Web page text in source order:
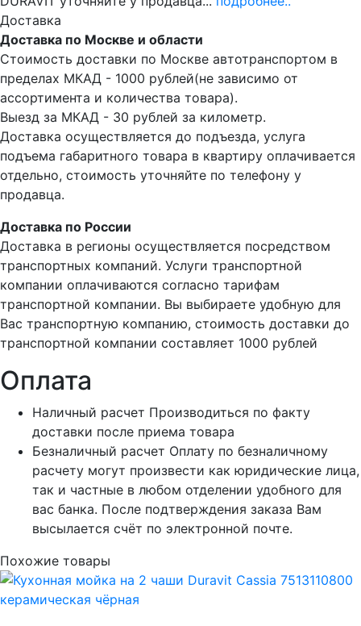
Доставка
Доставка по Москве и области
Стоимость доставки по Москве автотранспортом в
пределах МКАД - 1000 рублей(не зависимо от
ассортимента и количества товара).
Выезд за МКАД - 30 рублей за километр.
Доставка осуществляется до подъезда, услуга
подъема габаритного товара в квартиру оплачивается
отдельно, стоимость уточняйте по телефону у
продавца.
Доставка по России
Доставка в регионы осуществляется посредством
транспортных компаний. Услуги транспортной
компании оплачиваются согласно тарифам
транспортной компании. Вы выбираете удобную для
Вас транспортную компанию, стоимость доставки до
транспортной компании составляет 1000 рублей
Оплата
Наличный расчет Производиться по факту
доставки после приема товара
Безналичный расчет Оплату по безналичному
расчету могут произвести как юридические лица,
так и частные в любом отделении удобного для
вас банка. После подтверждения заказа Вам
высылается счёт по электронной почте.
Похожие товары